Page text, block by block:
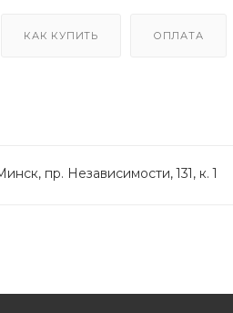
КАК КУПИТЬ ОПЛАТА
пр. Независимости, 131, к. 1